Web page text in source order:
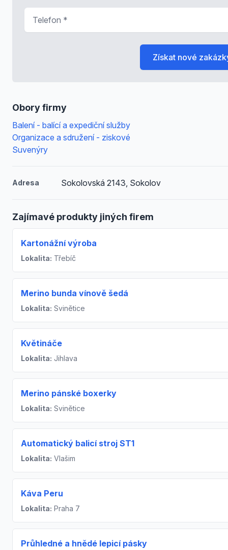
Obory firmy
Balení - balící a expediční služby
Organizace a sdružení - ziskové
Suvenýry
Adresa Sokolovská 2143, Sokolov
Zajímavé produkty jiných firem
Kartonážní výroba
Lokalita: Třebíč
Merino bunda vínově šedá
Lokalita: Svinětice
Květináče
Lokalita: Jihlava
Merino pánské boxerky
Lokalita: Svinětice
Automatický balicí stroj ST1
Lokalita: Vlašim
Káva Peru
Lokalita: Praha 7
Průhledné a hnědé lepicí pásky
Získat nové